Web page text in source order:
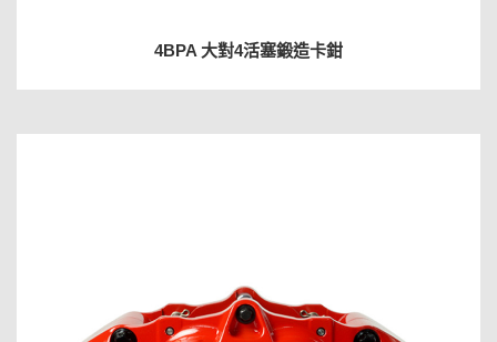
4BPA 大對4活塞鍛造卡鉗